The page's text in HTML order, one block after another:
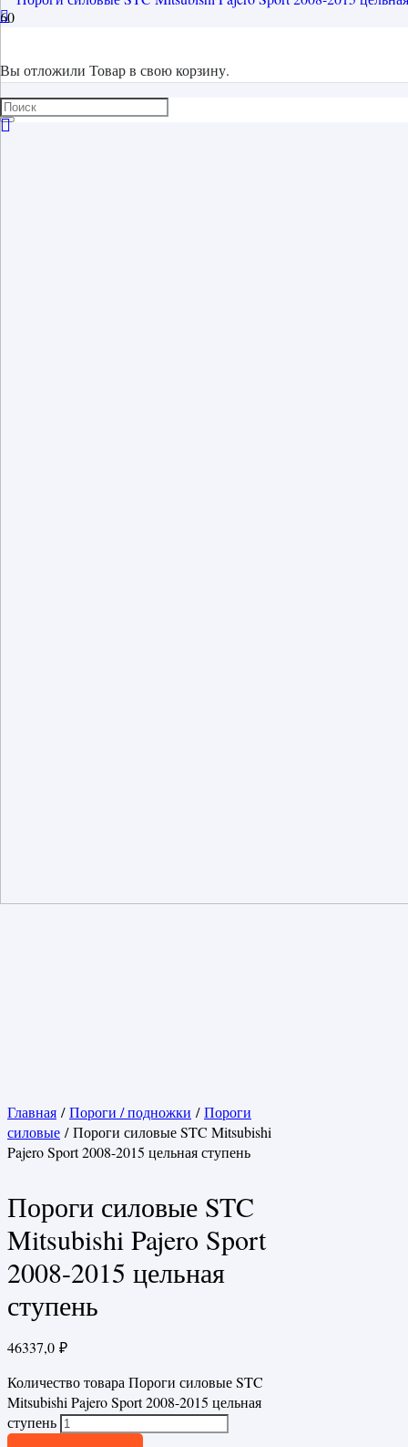
Вы отложили Товарв свою корзину.
Главная /Пороги / подножки /Пороги
силовые / Пороги силовые STC Mitsubishi
Pajero Sport 2008-2015 цельная ступень
Пороги силовые STC
Mitsubishi Pajero Sport
2008-2015 цельная
ступень
46337,0 ₽
Количество товара Пороги силовые STC
Mitsubishi Pajero Sport 2008-2015 цельная
ступень